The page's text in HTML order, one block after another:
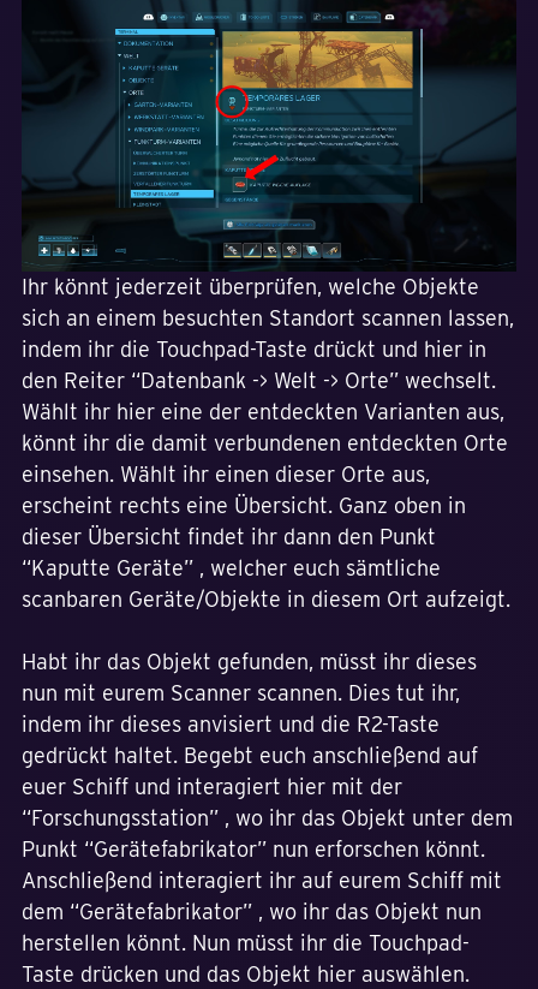
Ihr könnt jederzeit überprüfen, welche Objekte
sich an einem besuchten Standort scannen lassen,
indem ihr die Touchpad-Taste drückt und hier in
den Reiter “Datenbank -> Welt -> Orte” wechselt.
Wählt ihr hier eine der entdeckten Varianten aus,
könnt ihr die damit verbundenen entdeckten Orte
einsehen. Wählt ihr einen dieser Orte aus,
erscheint rechts eine Übersicht. Ganz oben in
dieser Übersicht findet ihr dann den Punkt
“Kaputte Geräte” , welcher euch sämtliche
scanbaren Geräte/Objekte in diesem Ort aufzeigt.
Habt ihr das Objekt gefunden, müsst ihr dieses
nun mit eurem Scanner scannen. Dies tut ihr,
indem ihr dieses anvisiert und die R2-Taste
gedrückt haltet. Begebt euch anschließend auf
euer Schiff und interagiert hier mit der
“Forschungsstation” , wo ihr das Objekt unter dem
Punkt “Gerätefabrikator” nun erforschen könnt.
Anschließend interagiert ihr auf eurem Schiff mit
dem “Gerätefabrikator” , wo ihr das Objekt nun
herstellen könnt. Nun müsst ihr die Touchpad-
Taste drücken und das Objekt hier auswählen.